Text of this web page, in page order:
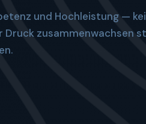
und Hochleistung —
Druck zusammenwachsen